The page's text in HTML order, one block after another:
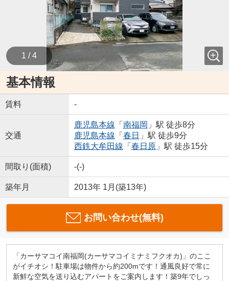
1 / 4
基本情報
賃料 -
交通
鹿児島本線 「 南福岡 」駅 徒歩8分
鹿児島本線 「 春日 」駅 徒歩9分
西鉄大牟田線 「 春日原」駅 徒歩15分
間取り(面積) -(-)
築年月 2013年 1月(築13年)
お問い合わせ(無料)
「カーサマコイ南福岡(カーサマコイミナミフクオカ)」のここ
がイチオシ！駐車場は物件から約200mです！通風良好で常に
新鮮な空気を送り込むアパートをご案内します！築9年でしっ